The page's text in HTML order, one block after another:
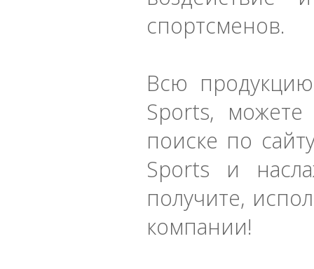
спортсменов.
Всю
Sports,
поиске по
Sports и
получите,
компании!